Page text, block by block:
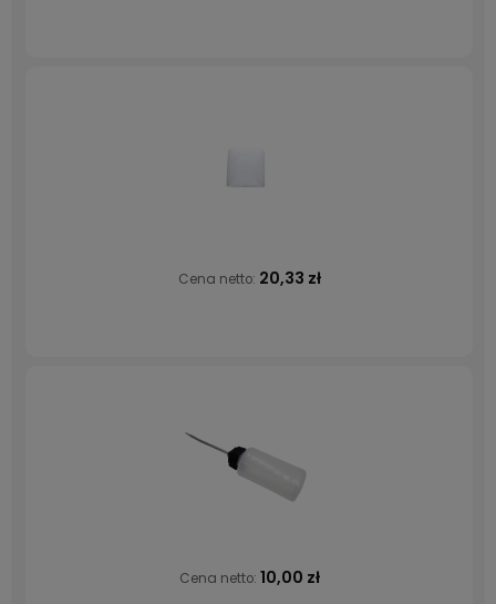
Cena netto: 20,33 zł
Cena netto: 10,00 zł